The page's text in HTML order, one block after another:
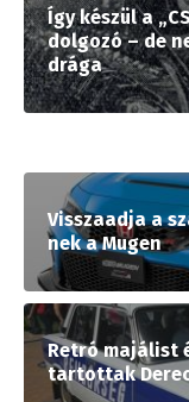
Így készül a
dolgozó – de
drága
Visszaadja a
nek a Mugen
Retró majálist
tartottak